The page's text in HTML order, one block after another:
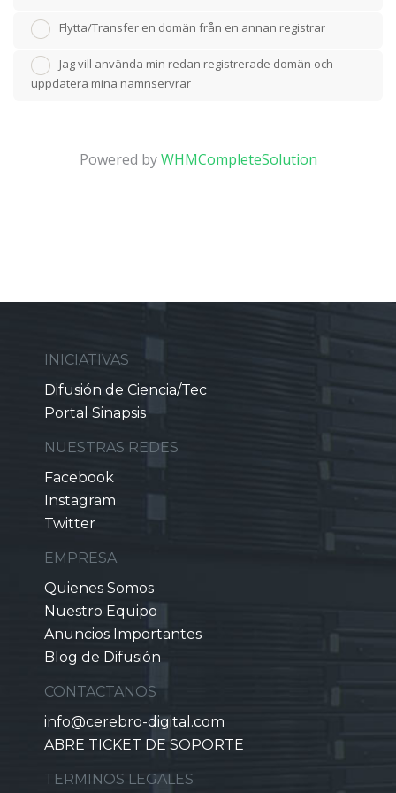
Flytta/Transfer en domän från en annan registrar
Jag vill använda min redan registrerade domän och
uppdatera mina namnservrar
Powered byWHMCompleteSolution
INICIATIVAS
Difusión de Ciencia/Tec
Portal Sinapsis
NUESTRAS REDES
Facebook
Instagram
Twitter
EMPRESA
Quienes Somos
Nuestro Equipo
Anuncios Importantes
Blog de Difusión
CONTACTANOS
info@cerebro-digital.com
ABRE TICKET DE SOPORTE
TERMINOS LEGALES